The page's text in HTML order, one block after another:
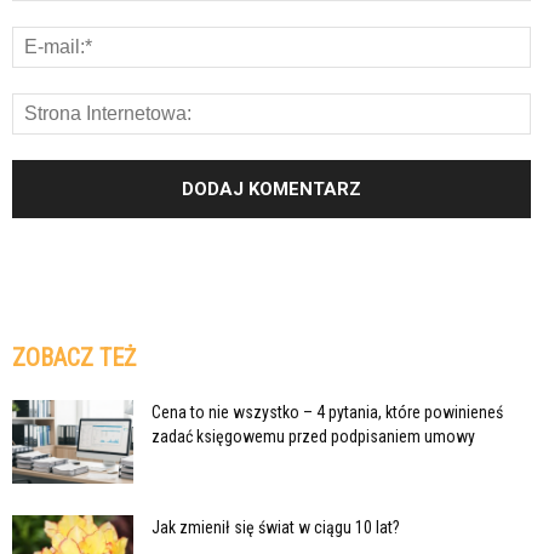
ZOBACZ TEŻ
Cena to nie wszystko – 4 pytania, które powinieneś
zadać księgowemu przed podpisaniem umowy
Jak zmienił się świat w ciągu 10 lat?